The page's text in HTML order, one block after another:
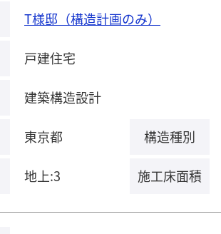
T様邸（構造計画のみ）
戸建住宅
建築構造設計
東京都 構造種別
地上:3 施工床面積